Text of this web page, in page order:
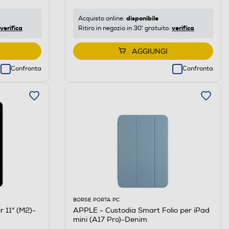
verifica
Confronta
Acquisto online: disponibile
Ritiro in negozio in 30' gratuito: verifica
AGGIUNGI
Confronta
11" (M2)-
BORSE PORTA PC
APPLE - Custodia Smart Folio per iPad
mini (A17 Pro)-Denim